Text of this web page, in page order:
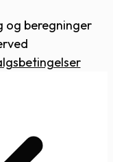
og beregninger